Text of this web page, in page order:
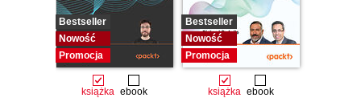
Bestseller
Nowość
Promocja
książka ebook
Bestseller
Nowość
Promocja
książka ebook